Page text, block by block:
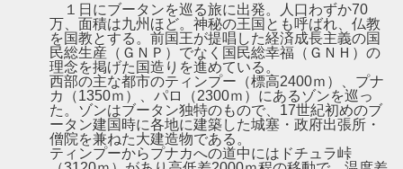
１日にブータンを巡る旅に出発。人口わずか70
万、面積は九州ほど。神秘の王国とも呼ばれ、仏教
を国教とする。前国王が提唱した経済成長主義の国
民総生産（ＧＮＰ）でなく国民総幸福（ＧＮＨ）の
理念を掲げた国造りを進めている。
西部の主な都市のティンプー（標高2400ｍ）、プナ
カ（1350ｍ）、パロ（2300ｍ）にあるゾンを巡っ
た。ゾンはブータン独特のもので、17世紀初めのブ
ータン建国時に各地に建築した城塞・政府出張所・
僧院を兼ねた大建造物である。
ティンプーからプナカへの道中にはドチュラ峠